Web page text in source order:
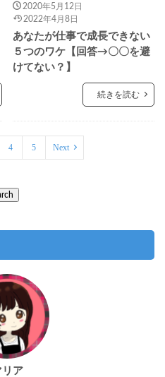
2020年5月12日
2022年4月8日
あなたが仕事で成長できない
５つのワケ【回答→〇〇を避
けてない？】
続きを読む
4 5 Next
リア